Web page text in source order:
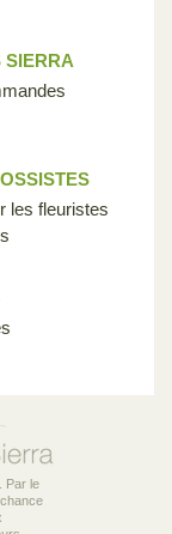
SIERRA
les fleuristes
Par le